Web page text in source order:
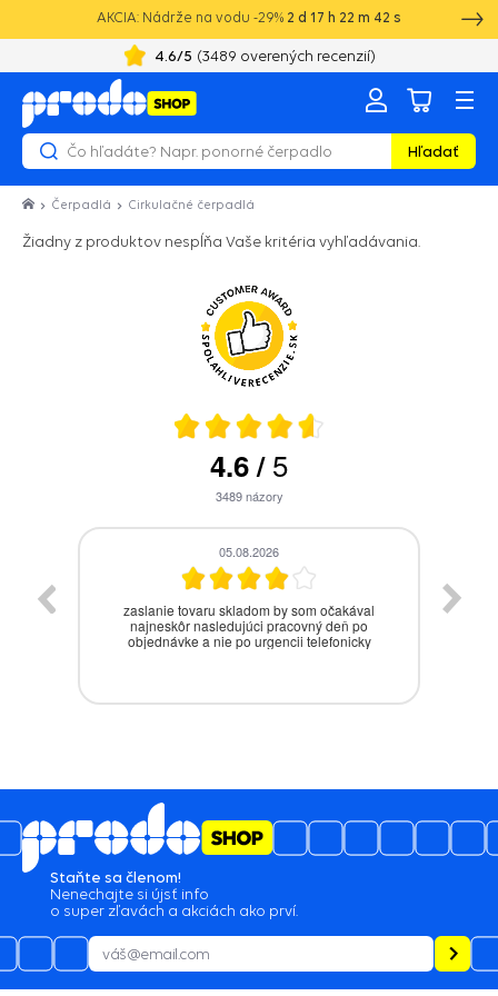
AKCIA: Nádrže na vodu -29% 2 d 17 h 22 m 42 s
4.6/5 (3489 overených recenzií)
Hľadať
Čerpadlá Cirkulačné čerpadlá
Žiadny z produktov nespĺňa Vaše kritéria vyhľadávania.
4.6/5
3489názory
05.08.2026
zaslanie tovaru skladom by som očakával
najneskôr nasledujúci pracovný deň po
objednávke a nie po urgencii telefonicky
Staňte sa členom!
Nenechajte si újsť info
o super zľavách a akciách ako prví.